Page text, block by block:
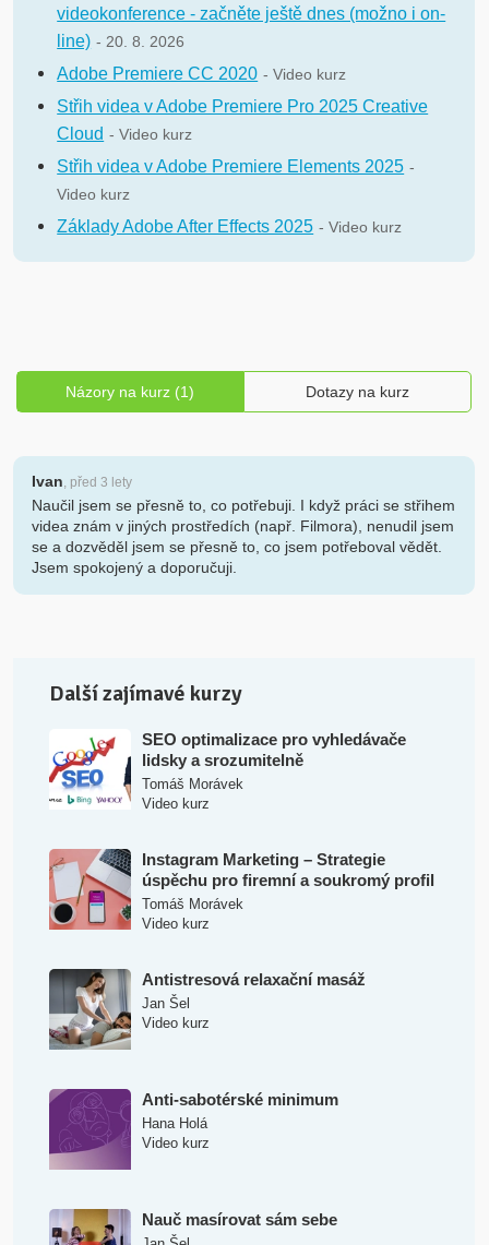
videokonference - začněte ještě dnes (možno i on-
line) - 20. 8. 2026
Adobe Premiere CC 2020 - Video kurz
Střih videa v Adobe Premiere Pro 2025 Creative
Cloud - Video kurz
Střih videa v Adobe Premiere Elements 2025 -
Video kurz
Základy Adobe After Effects 2025 - Video kurz
Názory na kurz (1) Dotazy na kurz
Ivan, před 3 lety
Naučil jsem se přesně to, co potřebuji. I když práci se střihem
videa znám v jiných prostředích (např. Filmora), nenudil jsem
se a dozvěděl jsem se přesně to, co jsem potřeboval vědět.
Jsem spokojený a doporučuji.
Další zajímavé kurzy
SEO optimalizace pro vyhledávače
lidsky a srozumitelně
Tomáš Morávek
Video kurz
Instagram Marketing – Strategie
úspěchu pro firemní a soukromý profil
Tomáš Morávek
Video kurz
Antistresová relaxační masáž
Jan Šel
Video kurz
Anti-sabotérské minimum
Hana Holá
Video kurz
Nauč masírovat sám sebe